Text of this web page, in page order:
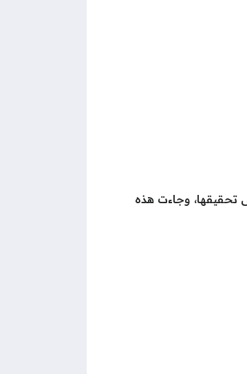
تحقيقها، وجاءت هذه